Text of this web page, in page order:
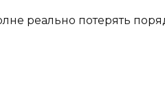
реально потерять